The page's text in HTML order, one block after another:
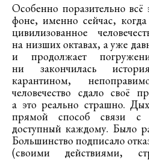
Особенно поразительно
фоне, именно сейчас, когда
цивилизованное
на низших октавах, а уже
и продолжает
ни закончилась
карантином,
человечество сдало своё
а это реально страшно.
прямой способ связи с
доступный каждому. Было
Большинство подписало
(своими действиями,